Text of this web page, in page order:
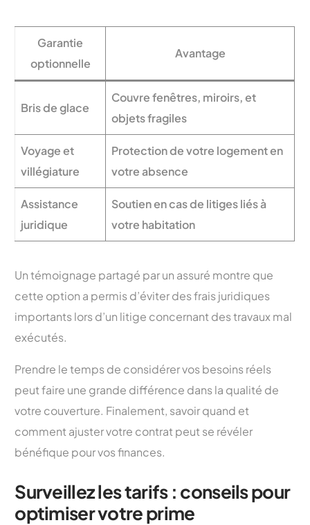
Garantie
optionnelle
Avantage
Bris de glace
Couvre fenêtres, miroirs, et
objets fragiles
Voyage et
villégiature
Protection de votre logement en
votre absence
Assistance
juridique
Soutien en cas de litiges liés à
votre habitation
Un témoignage partagé par un assuré montre que
cette option a permis d’éviter des frais juridiques
importants lors d’un litige concernant des travaux mal
exécutés.
Prendre le temps de considérer vos besoins réels
peut faire une grande différence dans la qualité de
votre couverture. Finalement, savoir quand et
comment ajuster votre contrat peut se révéler
bénéfique pour vos finances.
Surveillez les tarifs : conseils pour
optimiser votre prime